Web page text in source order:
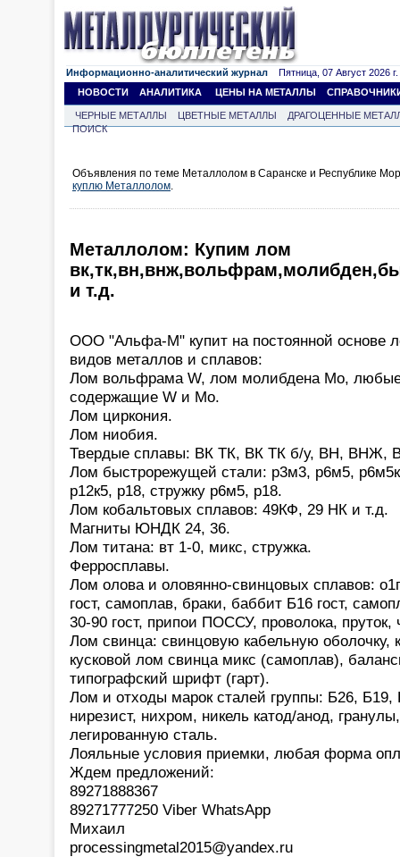
Информационно-аналитический журнал Пятница, 07 Август 2026 г.
НОВОСТИ
АНАЛИТИКА ЦЕНЫ НА МЕТАЛЛЫ
ЧЕРНЫЕ МЕТАЛЛЫ ЦВЕТНЫЕ МЕТАЛЛЫ
ДРАГОЦЕННЫЕ
ПОИСК
Объявления по теме Металлолом в Саранске и Республике
куплю Металлолом.
Металлолом: Купим лом
и т.д.
ООО "Альфа-М" купит на постоянной основе
видов металлов и сплавов:
Лом вольфрама W, лом молибдена Mo,
содержащие W и Mo.
Лом циркония.
Лом ниобия.
Твердые сплавы: ВК ТК, ВК ТК б/у, ВН,
Лом быстрорежущей стали: р3м3, р6м5,
р12к5, р18, стружку р6м5, р18.
Лом кобальтовых сплавов: 49КФ, 29 НК и т.д.
Магниты ЮНДК 24, 36.
Лом титана: вт 1-0, микс, стружка.
Ферросплавы.
Лом олова и оловянно-свинцовых сплавов:
гост, самоплав, браки, баббит Б16 гост,
30-90 гост, припои ПОССУ, проволока,
Лом свинца: свинцовую кабельную оболочку,
кусковой лом свинца микс (самоплав),
типографский шрифт (гарт).
Лом и отходы марок сталей группы: Б26,
нирезист, нихром, никель катод/анод,
легированную сталь.
Лояльные условия приемки, любая форма
Ждем предложений:
89271888367
89271777250 Viber WhatsApp
Михаил
processingmetal2015@yandex.ru